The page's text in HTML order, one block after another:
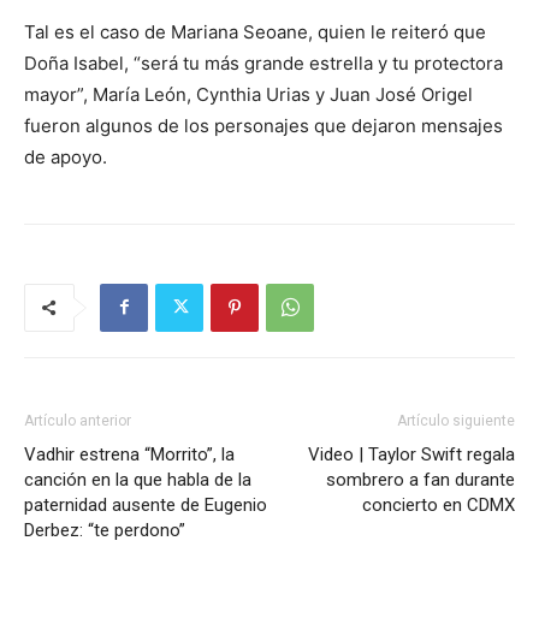
Tal es el caso de Mariana Seoane, quien le reiteró que
Doña Isabel, “será tu más grande estrella y tu protectora
mayor”, María León, Cynthia Urias y Juan José Origel
fueron algunos de los personajes que dejaron mensajes
de apoyo.
Artículo anterior
Vadhir estrena “Morrito”, la
canción en la que habla de la
paternidad ausente de Eugenio
Derbez: “te perdono”
Artículo siguiente
Video | Taylor Swift regala
sombrero a fan durante
concierto en CDMX